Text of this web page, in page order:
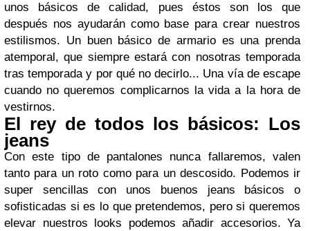
unos básicos de calidad, pues éstos son los que
después nos ayudarán como base para crear nuestros
estilismos. Un buen básico de armario es una prenda
atemporal, que siempre estará con nosotras temporada
tras temporada y por qué no decirlo... Una vía de escape
cuando no queremos complicarnos la vida a la hora de
vestirnos.
El rey de todos los básicos: Los
jeans
Con este tipo de pantalones nunca fallaremos, valen
tanto para un roto como para un descosido. Podemos ir
super sencillas con unos buenos jeans básicos o
sofisticadas si es lo que pretendemos, pero si queremos
elevar nuestros looks podemos añadir accesorios. Ya